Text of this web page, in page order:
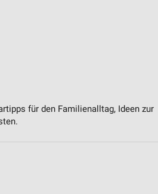
für den Familienalltag, Ideen zur